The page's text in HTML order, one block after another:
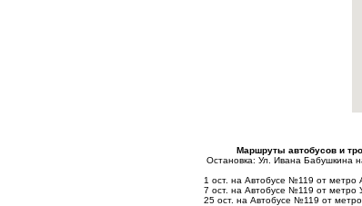
Маршруты автобусов и
Остановка: Ул. Ивана Бабушкина
1 ост. на Автобусе №119 от метро
7 ост. на Автобусе №119 от метро
25 ост. на Автобусе №119 от метро